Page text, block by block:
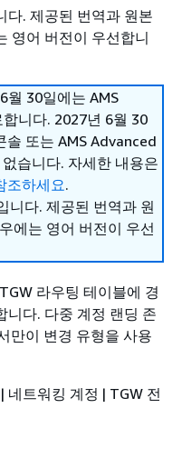
다. 제공된 번역과 원본
영어 버전이 우선합니
월 30일에는 AMS
니다. 2027년 6월 30
솔 또는 AMS Advanced
습니다. 자세한 내용은
조하세요.
니다. 제공된 번역과 원
에는 영어 버전이 우선
라우팅 테이블에 경
니다. 다중 계정 랜딩 존
만이 변경 유형을 사용
네트워킹 계정 | TGW 전